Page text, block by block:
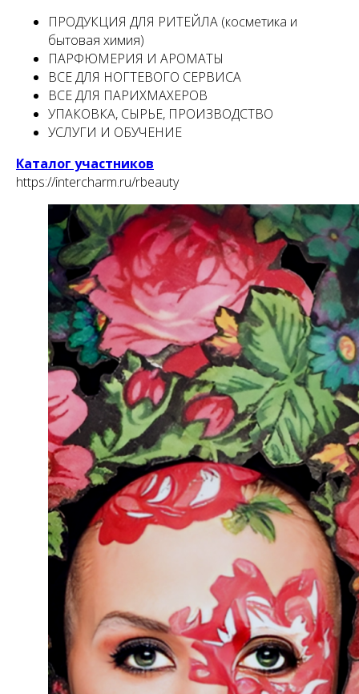
ПРОДУКЦИЯ ДЛЯ РИТЕЙЛА (косметика и
бытовая химия)
ПАРФЮМЕРИЯ И АРОМАТЫ
ВСЕ ДЛЯ НОГТЕВОГО СЕРВИСА
ВСЕ ДЛЯ ПАРИХМАХЕРОВ
УПАКОВКА, СЫРЬЕ, ПРОИЗВОДСТВО
УСЛУГИ И ОБУЧЕНИЕ
Каталог участников
https://intercharm.ru/rbeauty